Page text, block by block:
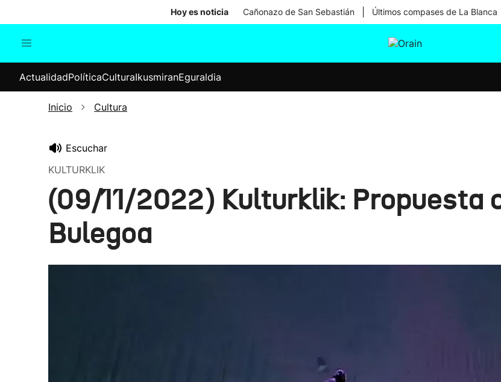
Hoy es noticia Cañonazo de San Sebastián Últimos compases de La Blanca
Internacional
Elecciones
ActualidadPolíticaCulturaIkusmiranEguraldia
Inicio Cultura
Escuchar
KULTURKLIK
(09/11/2022) Kulturklik: Propuesta
Bulegoa